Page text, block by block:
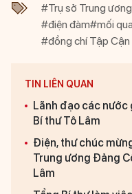
#Trụ sở Trung
#điện đàm#mối
#đồng chí Tập Cận
TIN LIÊN QUAN
Lãnh đạo các
Bí thư Tô Lâm
Điện, thư chúc
Trung ương Đảng
Lâm